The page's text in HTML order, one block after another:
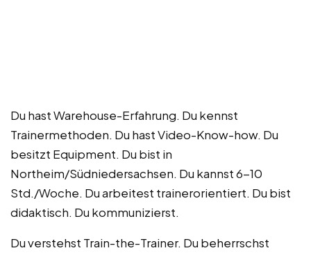
Du hast Warehouse-Erfahrung. Du kennst
Trainermethoden. Du hast Video-Know-how. Du
besitzt Equipment. Du bist in
Northeim/Südniedersachsen. Du kannst 6-10
Std./Woche. Du arbeitest trainerorientiert. Du bist
didaktisch. Du kommunizierst.
Du verstehst Train-the-Trainer. Du beherrschst